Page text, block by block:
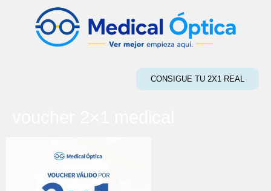
CONSIGUE TU 2X1 REAL